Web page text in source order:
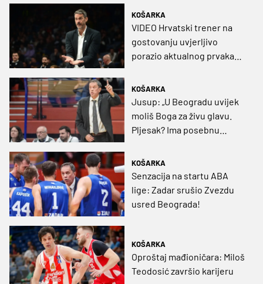
KOŠARKA
VIDEO Hrvatski trener na
gostovanju uvjerljivo
porazio aktualnog prvaka
KOŠARKA
Jusup: „U Beogradu uvijek
moliš Boga za živu glavu.
Pljesak? Ima posebnu
KOŠARKA
Senzacija na startu ABA
lige: Zadar srušio Zvezdu
usred Beograda!
KOŠARKA
Oproštaj mađioničara: Miloš
Teodosić završio karijeru